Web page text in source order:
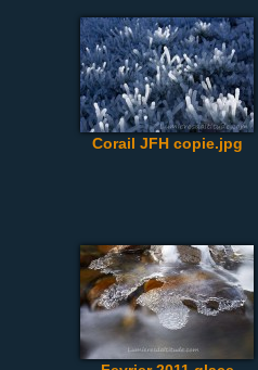
Corail JFH copie.jpg